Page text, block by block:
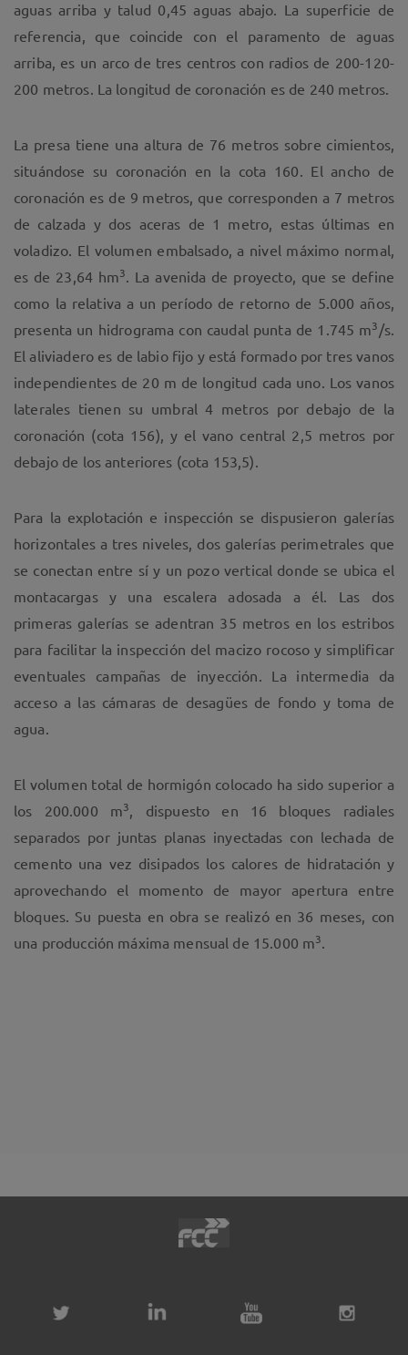
aguas arriba y talud 0,45 aguas abajo. La superficie de
referencia, que coincide con el paramento de aguas
arriba, es un arco de tres centros con radios de 200-120-
200 metros. La longitud de coronación es de 240 metros.
La presa tiene una altura de 76 metros sobre cimientos,
situándose su coronación en la cota 160. El ancho de
coronación es de 9 metros, que corresponden a 7 metros
de calzada y dos aceras de 1 metro, estas últimas en
voladizo. El volumen embalsado, a nivel máximo normal,
es de 23,64 hm3. La avenida de proyecto, que se define
como la relativa a un período de retorno de 5.000 años,
presenta un hidrograma con caudal punta de 1.745 m3 /s.
El aliviadero es de labio fijo y está formado por tres vanos
independientes de 20 m de longitud cada uno. Los vanos
laterales tienen su umbral 4 metros por debajo de la
coronación (cota 156), y el vano central 2,5 metros por
debajo de los anteriores (cota 153,5).
Para la explotación e inspección se dispusieron galerías
horizontales a tres niveles, dos galerías perimetrales que
se conectan entre sí y un pozo vertical donde se ubica el
montacargas y una escalera adosada a él. Las dos
primeras galerías se adentran 35 metros en los estribos
para facilitar la inspección del macizo rocoso y simplificar
eventuales campañas de inyección. La intermedia da
acceso a las cámaras de desagües de fondo y toma de
agua.
El volumen total de hormigón colocado ha sido superior a
los 200.000 m3, dispuesto en 16 bloques radiales
separados por juntas planas inyectadas con lechada de
cemento una vez disipados los calores de hidratación y
aprovechando el momento de mayor apertura entre
bloques. Su puesta en obra se realizó en 36 meses, con
una producción máxima mensual de 15.000 m3.